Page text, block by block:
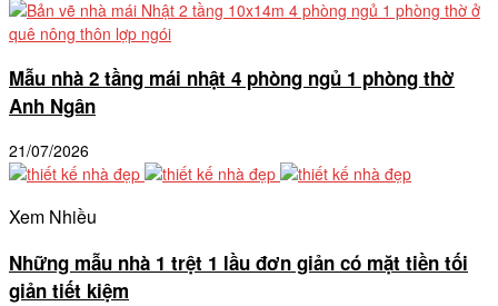
Mẫu nhà 2 tầng mái nhật 4 phòng ngủ 1 phòng thờ
Anh Ngân
21/07/2026
Xem Nhiều
Những mẫu nhà 1 trệt 1 lầu đơn giản có mặt tiền tối
giản tiết kiệm